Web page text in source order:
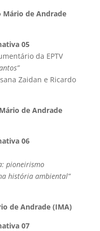
de Andrade
05
da EPTV
Zaidan e Ricardo
de Andrade
06
pioneirismo
história ambiental”
de Andrade (IMA)
07